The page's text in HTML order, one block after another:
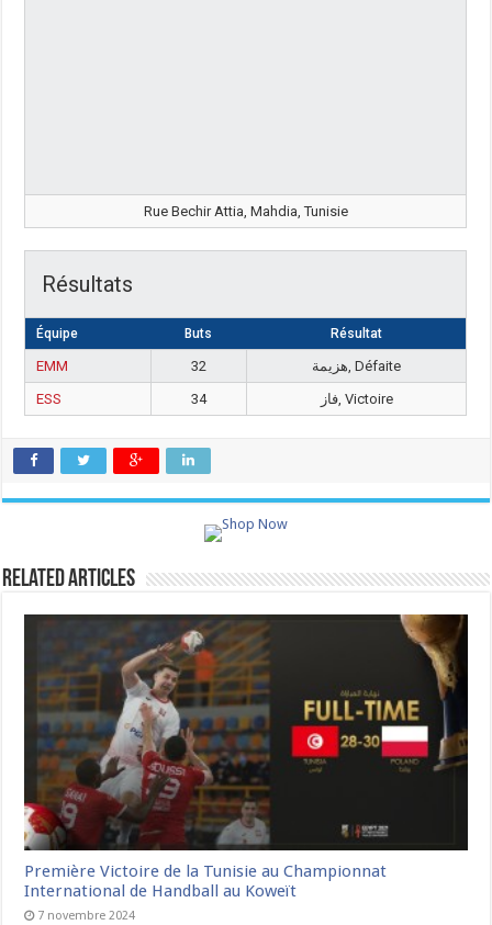
Rue Bechir Attia, Mahdia, Tunisie
Résultats
Équipe Buts Résultat
EMM 32
هزيمة, Défaite
ESS
34 فاز, Victoire
Related Articles
Première Victoire de la Tunisie au Championnat
International de Handball au Koweït
7 novembre 2024